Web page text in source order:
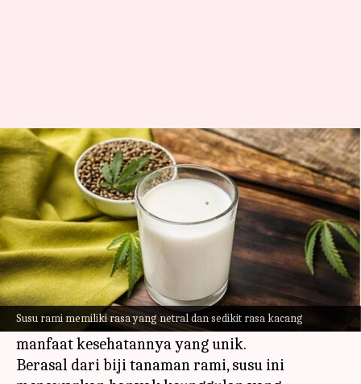
Susu rami memiliki rasa yang netral dan sedikit rasa kacang
Memahami kekuatan nutrisi
susu rami
menulis Taufiq Al Jufri Nov 14, 2023 11:23 am
Apa ceritanya
Dalam dunia alternatif susu nabati, susu rami
yang muncul sebagai gudang nutrisi,
mendapatkan popularitas karena perpaduan
manfaat kesehatannya yang unik.
Berasal dari biji tanaman rami, susu ini